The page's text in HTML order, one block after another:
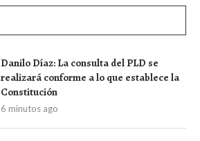
Danilo Díaz: La consulta del PLD se
realizará conforme a lo que establece la
Constitución
6 minutos ago